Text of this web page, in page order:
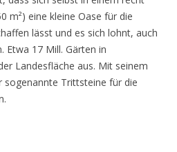
m²) eine kleine Oase für die
lässt und es sich lohnt, auch
Etwa 17 Mill. Gärten in
Landesfläche aus. Mit seinem
sogenannte Trittsteine für die